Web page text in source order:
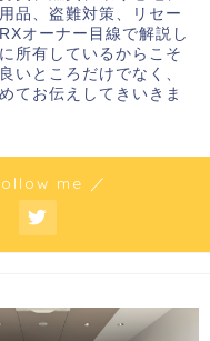
品、盗難対策、リセー
オーナー目線で解説し
所有しているからこそ
いところだけでなく、
てお伝えしてきいきま
me ／